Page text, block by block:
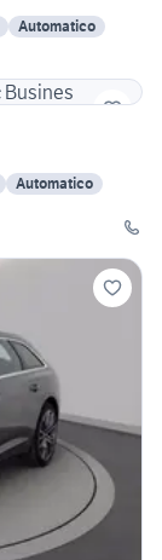
Automatico
Automatico